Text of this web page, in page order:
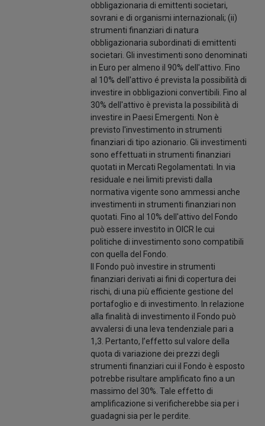
obbligazionaria di emittenti societari,
sovrani e di organismi internazionali; (ii)
strumenti finanziari di natura
obbligazionaria subordinati di emittenti
societari. Gli investimenti sono denominati
in Euro per almeno il 90% dell'attivo. Fino
al 10% dell'attivo é prevista la possibilità di
investire in obbligazioni convertibili. Fino al
30% dell'attivo è prevista la possibilità di
investire in Paesi Emergenti. Non è
previsto l'investimento in strumenti
finanziari di tipo azionario. Gli investimenti
sono effettuati in strumenti finanziari
quotati in Mercati Regolamentati. In via
residuale e nei limiti previsti dalla
normativa vigente sono ammessi anche
investimenti in strumenti finanziari non
quotati. Fino al 10% dell'attivo del Fondo
può essere investito in OICR le cui
politiche di investimento sono compatibili
con quella del Fondo.
Il Fondo può investire in strumenti
finanziari derivati ai fini di copertura dei
rischi, di una più efficiente gestione del
portafoglio e di investimento. In relazione
alla finalità di investimento il Fondo può
avvalersi di una leva tendenziale pari a
1,3. Pertanto, l’effetto sul valore della
quota di variazione dei prezzi degli
strumenti finanziari cui il Fondo è esposto
potrebbe risultare amplificato fino a un
massimo del 30%. Tale effetto di
amplificazione si verificherebbe sia per i
guadagni sia per le perdite.